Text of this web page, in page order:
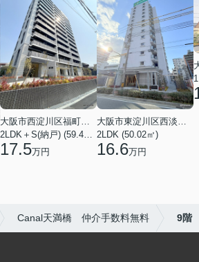
大阪市西淀川区福町２丁目
2LDK＋S(納戸) (59.48㎡)
17.5万円
大阪市東淀川区西淡路１丁目
2LDK (50.02㎡)
16.6万円
Canal天満橋 仲介手数料無料 9階